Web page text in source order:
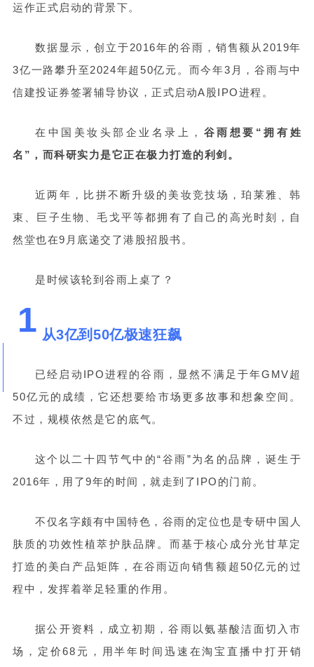
运作正式启动的背景下。
数据显示，创立于2016年的谷雨，销售额从2019年
3亿一路攀升至2024年超50亿元。而今年3月，谷雨与中
信建投证券签署辅导协议，正式启动A股IPO进程。
在中国美妆头部企业名录上， 谷雨想要“拥有姓
名”，而科研实力是它正在极力打造的利剑。
近两年，比拼不断升级的美妆竞技场，珀莱雅、韩
束、巨子生物、毛戈平等都拥有了自己的高光时刻，自
然堂也在9月底递交了港股招股书。
是时候该轮到谷雨上桌了？
1 从3亿到50亿极速狂飙
已经启动IPO进程的谷雨，显然不满足于年GMV超
50亿元的成绩，它还想要给市场更多故事和想象空间。
不过，规模依然是它的底气。
这个以二十四节气中的“谷雨”为名的品牌，诞生于
2016年，用了9年的时间，就走到了IPO的门前。
不仅名字颇有中国特色，谷雨的定位也是专研中国人
肤质的功效性植萃护肤品牌。而基于核心成分光甘草定
打造的美白产品矩阵，在谷雨迈向销售额超50亿元的过
程中，发挥着举足轻重的作用。
据公开资料，成立初期，谷雨以氨基酸洁面切入市
场，定价68元，用半年时间迅速在淘宝直播中打开销